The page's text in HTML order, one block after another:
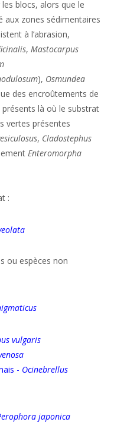
blocs, alors que le
aux zones sédimentaires
à l’abrasion,
, Mastocarpus
), Osmundea
des encroûtements de
là où le substrat
vertes présentes
, Cladostephus
Enteromorpha
:
ou espèces non
vulgaris
- Ocinebrellus
japonica